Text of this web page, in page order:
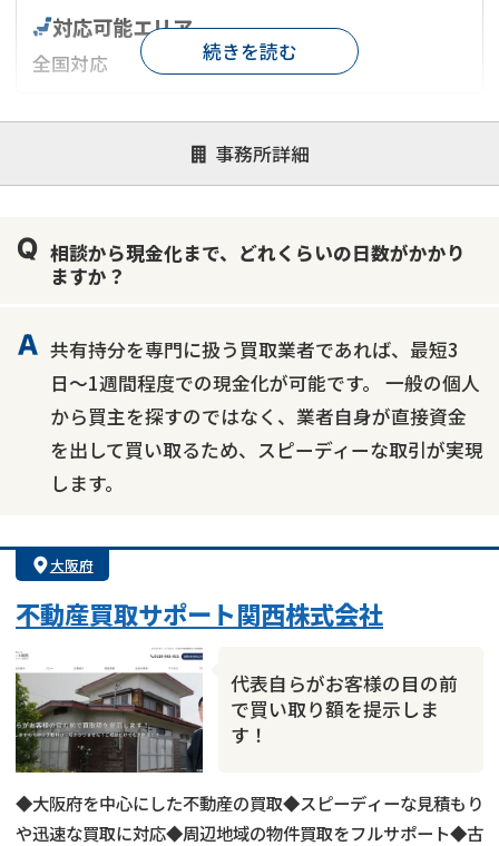
事務所詳細
対応可能エリア
全国対応
対応が親身 オンライン面談可能
レスポンスが早い
1億円以上の買取可
続きを読む
相談から現金化まで、どれくらいの日数がかかり
ますか？
共有持分を専門に扱う買取業者であれば、最短3
日〜1週間程度での現金化が可能です。 一般の個人
から買主を探すのではなく、業者自身が直接資金
を出して買い取るため、スピーディーな取引が実現
します。
大阪府
不動産買取サポート関西株式会社
代表自らがお客様の目の前
で買い取り額を提示しま
す！
◆大阪府を中心にした不動産の買取◆スピーディーな見積もり
や迅速な買取に対応◆周辺地域の物件買取をフルサポート◆古